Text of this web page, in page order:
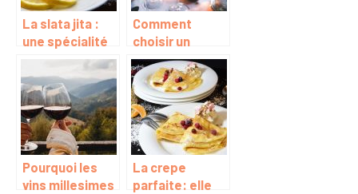
La slata jita :
une spécialité
tunisienne
Comment
choisir un
champagne
rosé ?
Pourquoi les
vins millesimes
La crepe
parfaite: elle